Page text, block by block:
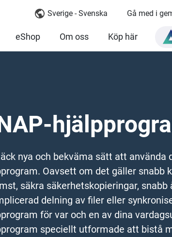
Sverige - Svenska Gå med i
eShop Om oss Köp här
nya och bekväma sätt att använda
Oavsett om det gäller snabb
säkra säkerhetskopieringar, snabb
delning av filer eller
för var och en av dina
speciellt utformade att bistå